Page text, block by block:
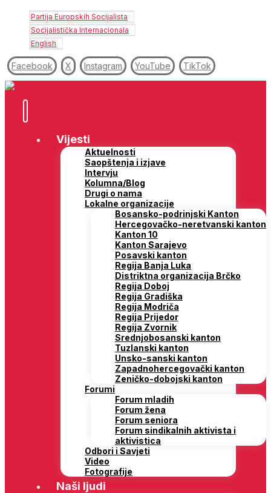
Partija Europskih Socijalista
Socijalistička Internacionala
English
Facebook X Instagram YouTube TikTok
Vijesti
Aktuelnosti
Saopštenja i izjave
Intervju
Kolumna/Blog
Drugi o nama
Lokalne organizacije
Bosansko-podrinjski Kanton
Hercegovačko-neretvanski kanton
Kanton 10
Kanton Sarajevo
Posavski kanton
Regija Banja Luka
Distriktna organizacija Brčko
Regija Doboj
Regija Gradiška
Regija Modriča
Regija Prijedor
Regija Zvornik
Srednjobosanski kanton
Tuzlanski kanton
Unsko-sanski kanton
Zapadnohercegovački kanton
Zeničko-dobojski kanton
Forumi
Forum mladih
Forum žena
Forum seniora
Forum sindikalnih aktivista i
aktivistica
Odbori i Savjeti
Video
Fotografije
Naši ljudi